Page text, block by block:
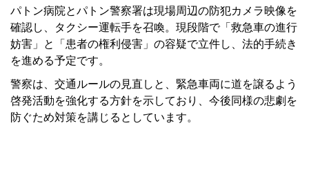
パトン病院とパトン警察署は現場周辺の防犯カメラ映像を
確認し、タクシー運転手を召喚。現段階で「救急車の進行
妨害」と「患者の権利侵害」の容疑で立件し、法的手続き
を進める予定です。
警察は、交通ルールの見直しと、緊急車両に道を譲るよう
啓発活動を強化する方針を示しており、今後同様の悲劇を
防ぐため対策を講じるとしています。